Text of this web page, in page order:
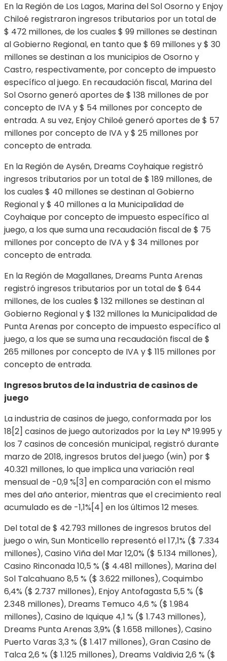
En la Región de Los Lagos, Marina del Sol Osorno y Enjoy
Chiloé registraron ingresos tributarios por un total de
$ 472 millones, de los cuales $ 99 millones se destinan
al Gobierno Regional, en tanto que $ 69 millones y $ 30
millones se destinan a los municipios de Osorno y
Castro, respectivamente, por concepto de impuesto
específico al juego. En recaudación fiscal, Marina del
Sol Osorno generó aportes de $ 138 millones de por
concepto de IVA y $ 54 millones por concepto de
entrada. A su vez, Enjoy Chiloé generó aportes de $ 57
millones por concepto de IVA y $ 25 millones por
concepto de entrada.
En la Región de Aysén, Dreams Coyhaique registró
ingresos tributarios por un total de $ 189 millones, de
los cuales $ 40 millones se destinan al Gobierno
Regional y $ 40 millones a la Municipalidad de
Coyhaique por concepto de impuesto específico al
juego, a los que suma una recaudación fiscal de $ 75
millones por concepto de IVA y $ 34 millones por
concepto de entrada.
En la Región de Magallanes, Dreams Punta Arenas
registró ingresos tributarios por un total de $ 644
millones, de los cuales $ 132 millones se destinan al
Gobierno Regional y $ 132 millones la Municipalidad de
Punta Arenas por concepto de impuesto específico al
juego, a los que se suma una recaudación fiscal de $
265 millones por concepto de IVA y $ 115 millones por
concepto de entrada.
Ingresos brutos de la industria de casinos de
juego
La industria de casinos de juego, conformada por los
18[2] casinos de juego autorizados por la Ley N° 19.995 y
los 7 casinos de concesión municipal, registró durante
marzo de 2018, ingresos brutos del juego (win) por $
40.321 millones, lo que implica una variación real
mensual de -0,9 %[3] en comparación con el mismo
mes del año anterior, mientras que el crecimiento real
acumulado es de -1,1%[4] en los últimos 12 meses.
Del total de $ 42.793 millones de ingresos brutos del
juego o win, Sun Monticello representó el 17,1% ($ 7.334
millones), Casino Viña del Mar 12,0% ($ 5.134 millones),
Casino Rinconada 10,5 % ($ 4.481 millones), Marina del
Sol Talcahuano 8,5 % ($ 3.622 millones), Coquimbo
6,4% ($ 2.737 millones), Enjoy Antofagasta 5,5 % ($
2.348 millones), Dreams Temuco 4,6 % ($ 1.984
millones), Casino de Iquique 4,1 % ($ 1.743 millones),
Dreams Punta Arenas 3,9% ($ 1.658 millones), Casino
Puerto Varas 3,3 % ($ 1.417 millones), Gran Casino de
Talca 2,6 % ($ 1.125 millones), Dreams Valdivia 2,6 % ($